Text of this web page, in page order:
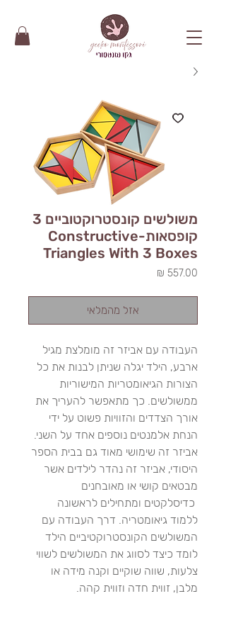
משולשים קונסטרוקטוביים 3
קופסאות-Constructive
Triangles With 3 Boxes
אזל מהמלאי
העבודה עם אביזר זה מומלצת מגיל
ארבע, הילד יגלה שניתן לבנות את כל
הצורות הגיאומטריות המישוריות
ממשולשים. כך מתאפשר להעריך את
אורך הצדדים והזוויות פשוט על ידי
הנחת אלמנטים נוספים אחד על השני.
אביזר זה שימושי מאוד גם בבית הספר
היסודי, אביזר זה נהדר לילדים אשר
מבטאים קושי או מאובחנים
כדיסלקטים ומתחילים לראשונה
ללמוד גיאומטריה. דרך העבודה עם
המשולשים הקונסטרוקטיביים הילד
לומד כיצד לסווג את המשולשים לשווי
צלעות, שווה שוקיים וקנה מידה או
מלבן, זווית חדה וזווית קהה.